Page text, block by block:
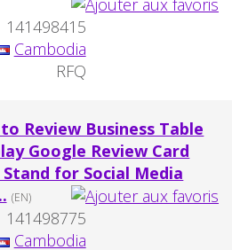
141498415
Cambodia
RFQ
Review Business Table
Google Review Card
Stand for Social Media
(EN)
141498775
Cambodia